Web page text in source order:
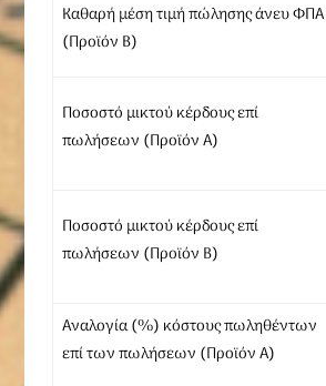
Καθαρή μέση τιμή πώλησης άνευ ΦΠΑ
(Προϊόν Β)
Ποσοστό μικτού κέρδους επί
πωλήσεων (Προϊόν Α)
Ποσοστό μικτού κέρδους επί
πωλήσεων (Προϊόν Β)
Αναλογία (%) κόστους πωληθέντων
επί των πωλήσεων (Προϊόν Α)